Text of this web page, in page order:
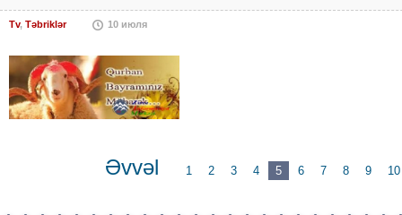
Tv, Təbriklər 10 июля
Əvvəl 1 2 3 4 5 6 7 8 9 10